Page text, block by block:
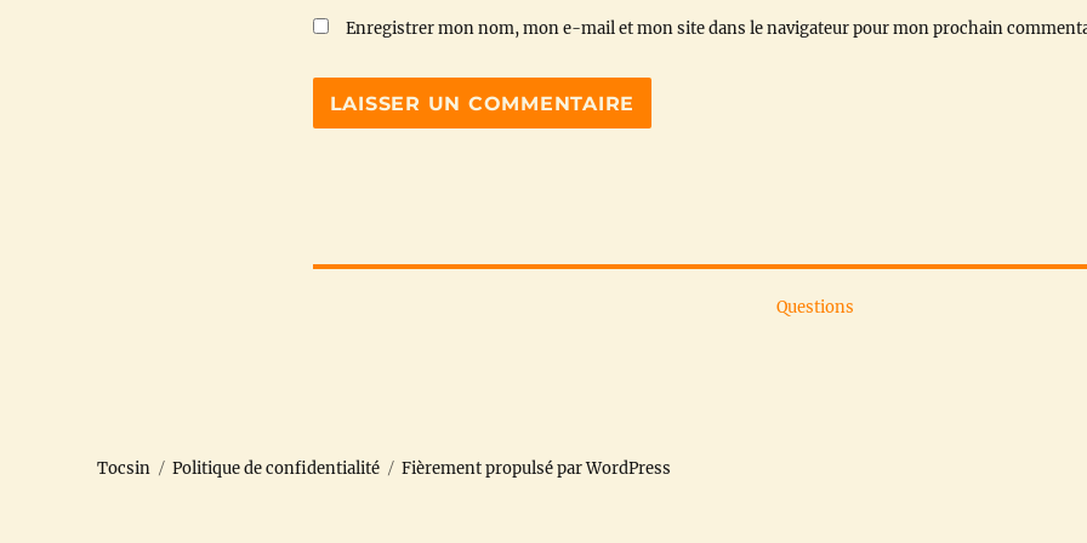
Enregistrer mon nom, mon e-mail et mon site dans le navigateur pour mon prochain
Questions
Tocsin Politique de confidentialité Fièrement propulsé par WordPress